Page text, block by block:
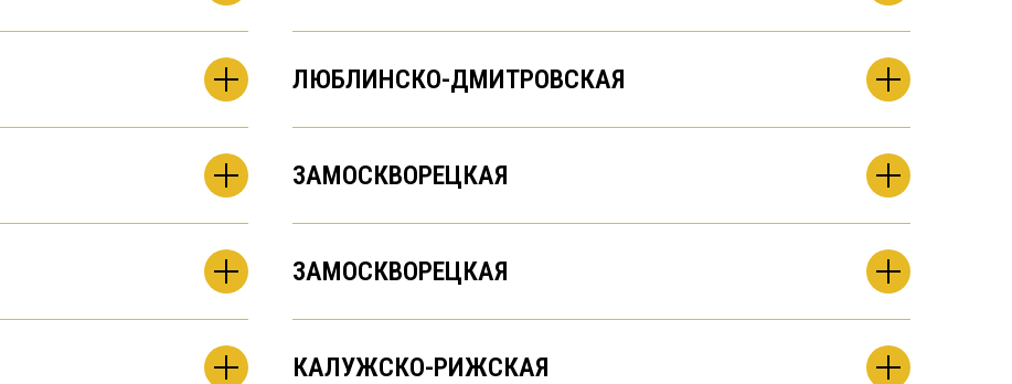
ЛЮБЛИНСКО-ДМИТРОВСКАЯ
ЗАМОСКВОРЕЦКАЯ
ЗАМОСКВОРЕЦКАЯ
КАЛУЖСКО-РИЖСКАЯ